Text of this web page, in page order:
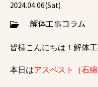
2024.04.06(Sat)
解体工事コラム
皆様こんにちは！解体
本日はアスベスト（石綿